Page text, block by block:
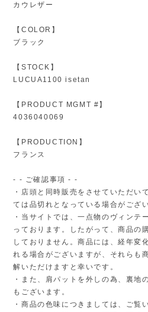
カウレザー
【COLOR】
ブラック
【STOCK】
LUCUA1100 isetan
【PRODUCT MGMT #】
4036040069
【PRODUCTION】
フランス
- - ご確認事項 - -
・店頭と同時販売をさせていただい
ては品切れとなっている場合がござ
・当サイトでは、一点物のヴィンテ
っております。したがって、商品の
しておりません。商品には、経年変
れる場合がございますが、それらも
解いただけますと幸いです。
・また、肩パットを外しの為、裏地
もございます。
・商品の色味につきましては、ご覧